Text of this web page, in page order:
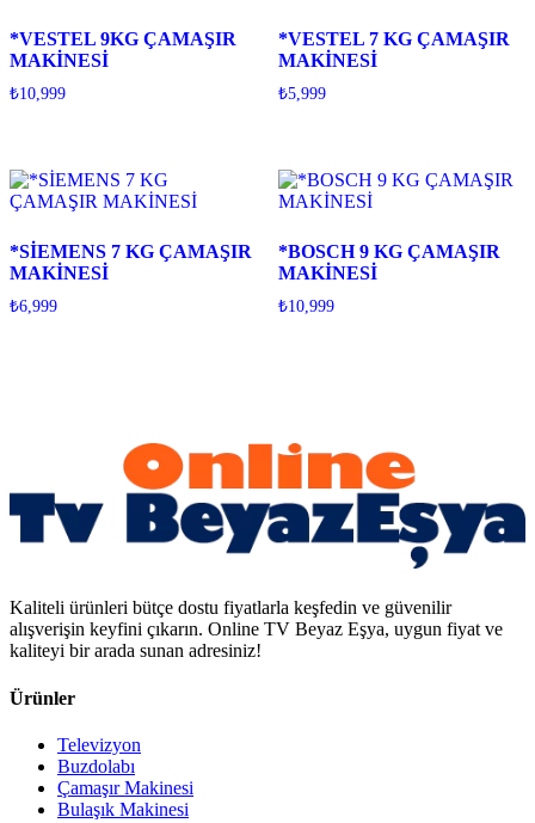
*VESTEL 9KG ÇAMAŞIR
MAKİNESİ
₺10,999
*VESTEL 7 KG ÇAMAŞIR
MAKİNESİ
₺5,999
*SİEMENS 7 KG ÇAMAŞIR
MAKİNESİ
₺6,999
*BOSCH 9 KG ÇAMAŞIR
MAKİNESİ
₺10,999
Kaliteli ürünleri bütçe dostu fiyatlarla keşfedin ve güvenilir
alışverişin keyfini çıkarın. Online TV Beyaz Eşya, uygun fiyat ve
kaliteyi bir arada sunan adresiniz!
Ürünler
Televizyon
Buzdolabı
Çamaşır Makinesi
Bulaşık Makinesi